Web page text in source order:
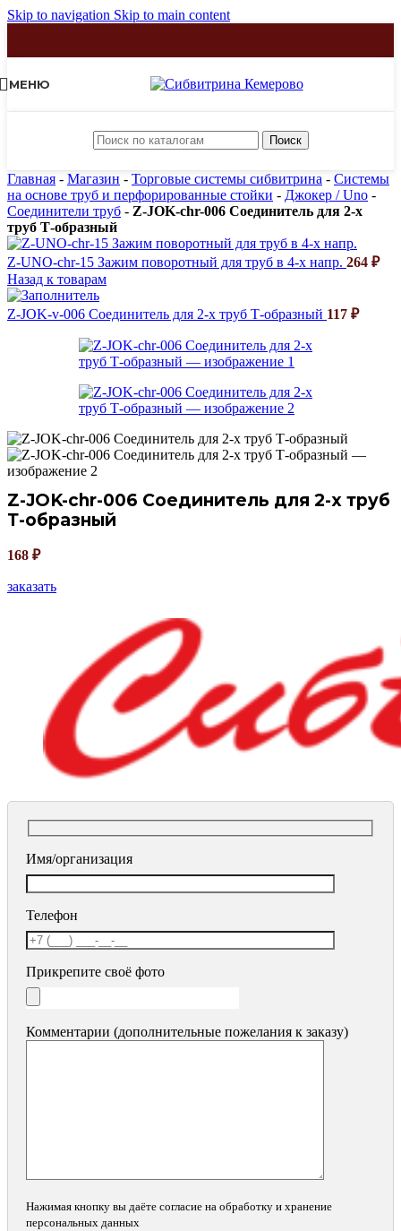
Skip to navigation Skip to main content
МЕНЮ
Поиск
Главная - Магазин - Торговые системы сибвитрина - Системы
на основе труб и перфорированные стойки - Джокер / Uno -
Соединители труб - Z-JOK-chr-006 Соединитель для 2-х
труб Т-образный
Z-UNO-chr-15 Зажим поворотный для труб в 4-х напр. 264 ₽
Назад к товарам
Z-JOK-v-006 Соединитель для 2-х труб Т-образный 117 ₽
Z-JOK-chr-006 Соединитель для 2-х труб
Т-образный
168 ₽
заказать
Имя/организация
Телефон
Прикрепите своё фото
Комментарии (дополнительные пожелания к заказу)
Нажимая кнопку вы даёте согласие на обработку и хранение
персональных данных